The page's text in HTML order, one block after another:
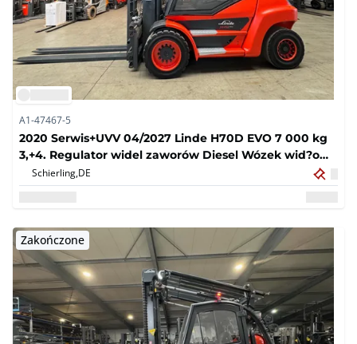
A1-47467-5
2020 Serwis+UVV 04/2027 Linde H70D EVO 7 000 kg
3,+4. Regulator widel zaworów Diesel Wózek wid?owy
14 418 godzin
Schierling,DE
Zakończone